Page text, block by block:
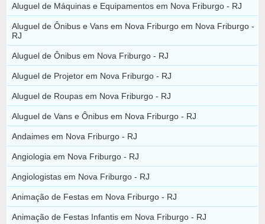
Aluguel de Máquinas e Equipamentos em Nova Friburgo - RJ
Aluguel de Ônibus e Vans em Nova Friburgo em Nova Friburgo -
RJ
Aluguel de Ônibus em Nova Friburgo - RJ
Aluguel de Projetor em Nova Friburgo - RJ
Aluguel de Roupas em Nova Friburgo - RJ
Aluguel de Vans e Ônibus em Nova Friburgo - RJ
Andaimes em Nova Friburgo - RJ
Angiologia em Nova Friburgo - RJ
Angiologistas em Nova Friburgo - RJ
Animação de Festas em Nova Friburgo - RJ
Animação de Festas Infantis em Nova Friburgo - RJ